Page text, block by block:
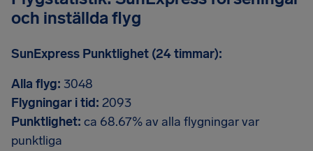
och inställda flyg
SunExpress Punktlighet (24 timmar):
Alla flyg: 3048
Flygningar i tid: 2093
Punktlighet: ca 68.67% av alla flygningar var
punktliga